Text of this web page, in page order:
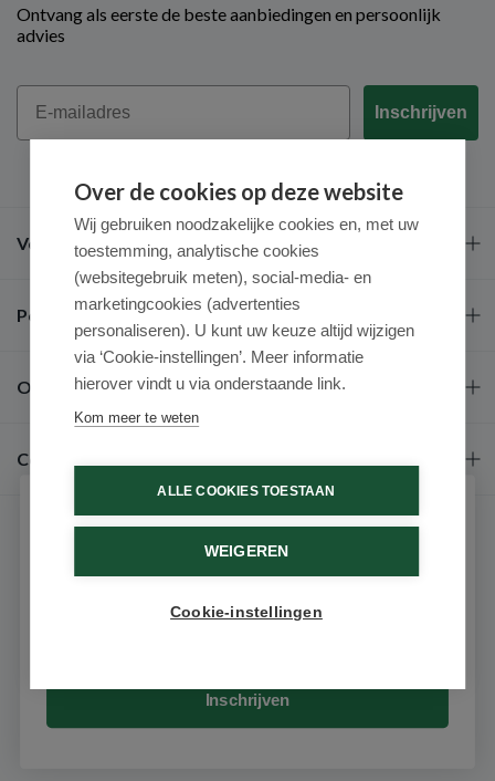
Ontvang als eerste de beste aanbiedingen en persoonlijk
advies
Email
Inschrijven
Veel gestelde vragen
Populaire merken
Over ons
Contact
9.6 / 10 (531 beoordelingen)
Over de cookies op deze website
Wij gebruiken noodzakelijke cookies en, met uw
toestemming, analytische cookies
(websitegebruik meten), social-media- en
marketingcookies (advertenties
personaliseren). U kunt uw keuze altijd wijzigen
via ‘Cookie-instellingen’. Meer informatie
hierover vindt u via onderstaande link.
Kom meer te weten
ALLE COOKIES TOESTAAN
WEIGEREN
Cookie-instellingen
Schrijf je in voor onze nieuwsbrief
Ontvang als eerste de beste aanbiedingen en persoonlijk
advies
Inschrijven